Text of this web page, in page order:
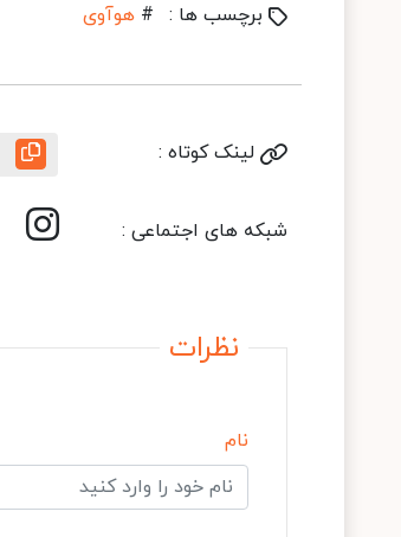
برچسب ها : # هوآوی
لینک کوتاه :
شبکه های اجتماعی :
نظرات
نام